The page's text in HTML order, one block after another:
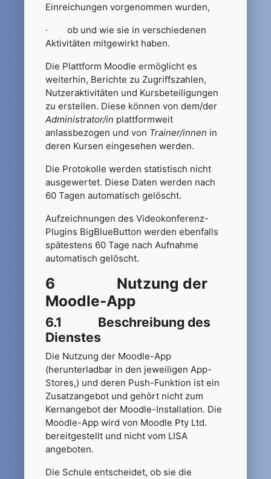
Einreichungen vorgenommen wurden,
· ob und wie sie in verschiedenen
Aktivitäten mitgewirkt haben.
Die Plattform Moodle ermöglicht es
weiterhin, Berichte zu Zugriffszahlen,
Nutzeraktivitäten und Kursbeteiligungen
zu erstellen. Diese können von dem/der
Administrator/in plattformweit
anlassbezogen und von Trainer/innen in
deren Kursen eingesehen werden.
Die Protokolle werden statistisch nicht
ausgewertet. Diese Daten werden nach
60 Tagen automatisch gelöscht.
Aufzeichnungen des Videokonferenz-
Plugins BigBlueButton werden ebenfalls
spätestens 60 Tage nach Aufnahme
automatisch gelöscht.
6 Nutzung der
Moodle-App
6.1 Beschreibung des
Dienstes
Die Nutzung der Moodle-App
(herunterladbar in den jeweiligen App-
Stores,) und deren Push-Funktion ist ein
Zusatzangebot und gehört nicht zum
Kernangebot der Moodle-Installation. Die
Moodle-App wird von Moodle Pty Ltd.
bereitgestellt und nicht vom LISA
angeboten.
Die Schule entscheidet, ob sie die